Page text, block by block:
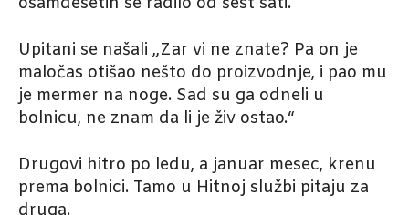
Upitani se našali „Zar vi ne znate? Pa on je
maločas otišao nešto do proizvodnje, i pao mu
je mermer na noge. Sad su ga odneli u
bolnicu, ne znam da li je živ ostao.“
Drugovi hitro po ledu, a januar mesec, krenu
prema bolnici. Tamo u Hitnoj službi pitaju za
druga.